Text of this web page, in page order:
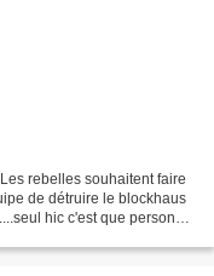
rebelles souhaitent faire
de détruire le blockhaus
hic c'est que personne